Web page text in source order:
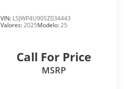
VIN: LSJWP4U90SZ034443
Valores:2025Modelo:25
Call For Price
MSRP